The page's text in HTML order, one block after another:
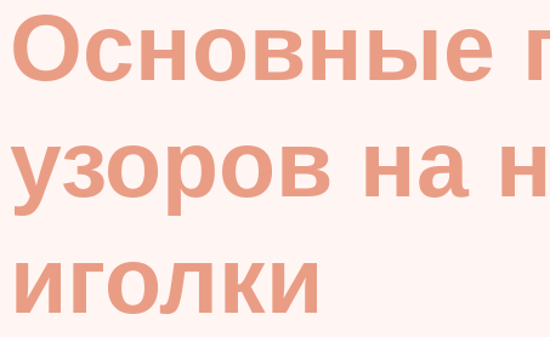
Основные
узоров на
иголки